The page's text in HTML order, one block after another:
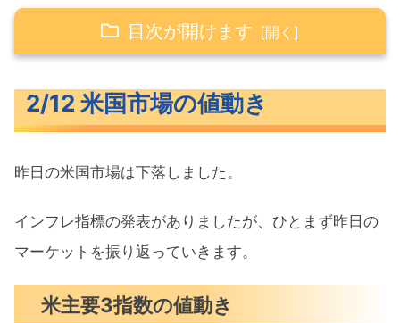
目次が開けます
米主要3指数の値動き
S&P500ヒートマップ
セクター別パフォーマンス
S&P500チャート分析
米国市場のトピックス
2/12 米国市場の値動き
昨日の米国市場は下落しました。
インフレ指標の発表がありましたが、ひとまず昨日の
マーケットを振り返っていきます。
米主要3指数の値動き